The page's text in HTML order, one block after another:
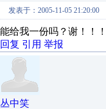
发表于：2005-11-05 21:20:00
能给我一份吗？谢！！
回复 引用 举报
丛中笑